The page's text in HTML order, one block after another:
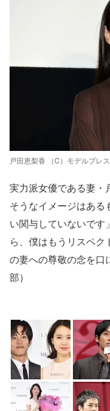
戸田恵梨香 （C）モデルプレス
実力派女優である妻・
そうなイメージはある
い関与していないで
ら、僕はもうリスペ
の妻への尊敬の念を口
部）